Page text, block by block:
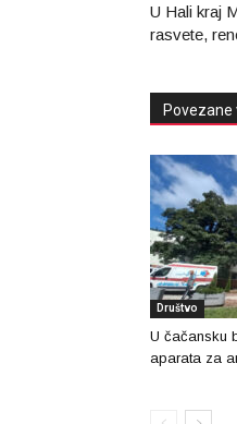
U Hali kraj
rasvete,
Povezane
Društvo
U čačansku
aparata za